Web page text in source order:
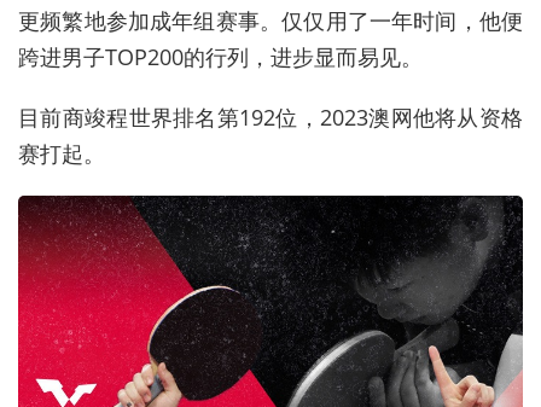
更频繁地参加成年组赛事。仅仅用了一年时间，他便
跨进男子TOP200的行列，进步显而易见。
目前商竣程世界排名第192位，2023澳网他将从资格
赛打起。